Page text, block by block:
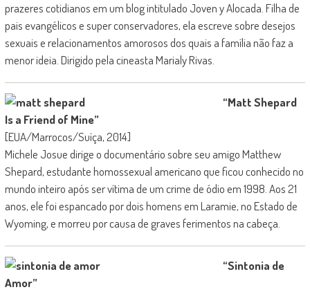
prazeres cotidianos em um blog intitulado Joven y Alocada. Filha de
pais evangélicos e super conservadores, ela escreve sobre desejos
sexuais e relacionamentos amorosos dos quais a família não faz a
menor ideia. Dirigido pela cineasta Marialy Rivas.
“Matt Shepard
Is a Friend of Mine”
[EUA/Marrocos/Suíça, 2014]
Michele Josue dirige o documentário sobre seu amigo Matthew
Shepard, estudante homossexual americano que ficou conhecido no
mundo inteiro após ser vítima de um crime de ódio em 1998. Aos 21
anos, ele foi espancado por dois homens em Laramie, no Estado de
Wyoming, e morreu por causa de graves ferimentos na cabeça.
“Sintonia de
Amor”